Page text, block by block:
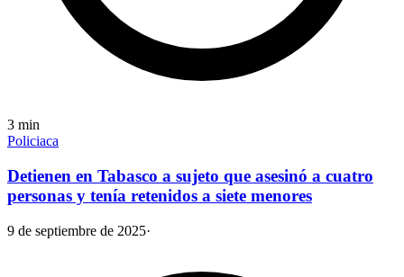
3 min
Policiaca
Detienen en Tabasco a sujeto que asesinó a cuatro
personas y tenía retenidos a siete menores
9 de septiembre de 2025·